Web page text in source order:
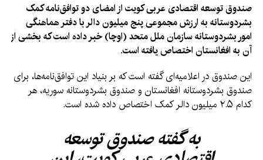
صندوق توسعه اقتصادی عربی کویت از امضای دو توافق‌نامه کمک
بشردوستانه به ارزش مجموعی پنج میلیون دالر با دفتر هماهنگی
امور بشردوستانه سازمان ملل متحد (اوچا) خبر داده است که بخشی از
آن به افغانستان اختصاص یافته است.
این صندوق در اعلامیه‌ای گفته است که بر بنیاد این توافق‌نامه‌ها، برای
صندوق بشردوستانه افغانستان و صندوق بشردوستانه سوریه، هر
کدام ۲.۵ میلیون دالر کمک اختصاص داده شده است.
به گفته صندوق توسعه